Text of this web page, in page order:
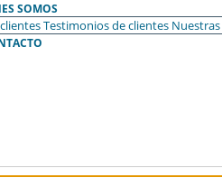
SOMOS
Testimonios de clientes